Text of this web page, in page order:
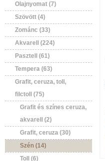
Olajnyomat (7)
Szövött (4)
Zománc (33)
Akvarell (224)
Pasztell (61)
Tempera (63)
Grafit, ceruza, toll,
filctoll (75)
Grafit és színes ceruza,
akvarell (2)
Grafit, ceruza (30)
Szén (14)
Toll (6)